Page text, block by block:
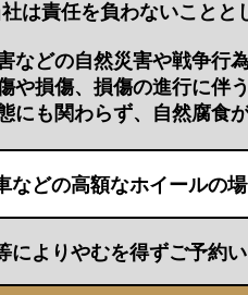
は責任を負わないことと
の自然災害や戦争行為
傷、損傷の進行に伴う
関わらず、自然腐食が
などの高額なホイールの
によりやむを得ずご予約